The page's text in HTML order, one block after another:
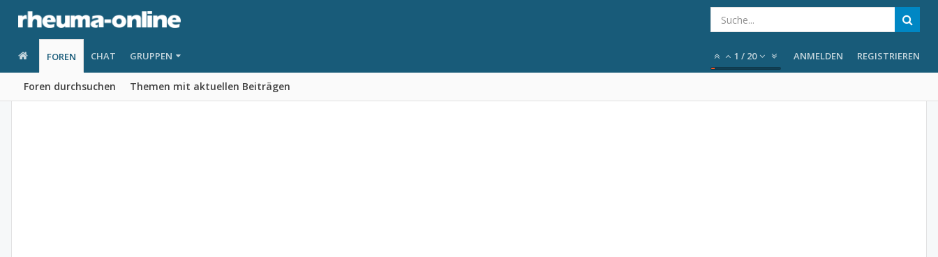
FOREN
Foren durchsuchen Themen mit aktuellen Beiträgen
CHAT GRUPPEN 1 / 20 ANMELDEN REGISTRIEREN